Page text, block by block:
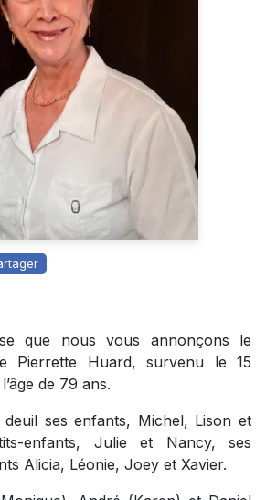
que nous vous annonçons le
Pierrette Huard, survenu le 15
de 79 ans.
deuil ses enfants, Michel, Lison et
enfants, Julie et Nancy, ses
Alicia, Léonie, Joey et Xavier.